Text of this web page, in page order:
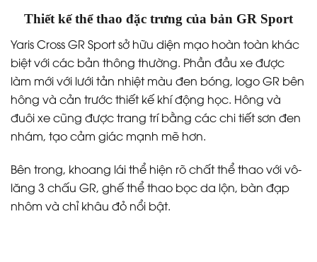
Thiết kế thể thao đặc trưng của bản GR Sport
Yaris Cross GR Sport sở hữu diện mạo hoàn toàn khác
biệt với các bản thông thường. Phần đầu xe được
làm mới với lưới tản nhiệt màu đen bóng, logo GR bên
hông và cản trước thiết kế khí động học. Hông và
đuôi xe cũng được trang trí bằng các chi tiết sơn đen
nhám, tạo cảm giác mạnh mẽ hơn.
Bên trong, khoang lái thể hiện rõ chất thể thao với vô-
lăng 3 chấu GR, ghế thể thao bọc da lộn, bàn đạp
nhôm và chỉ khâu đỏ nổi bật.